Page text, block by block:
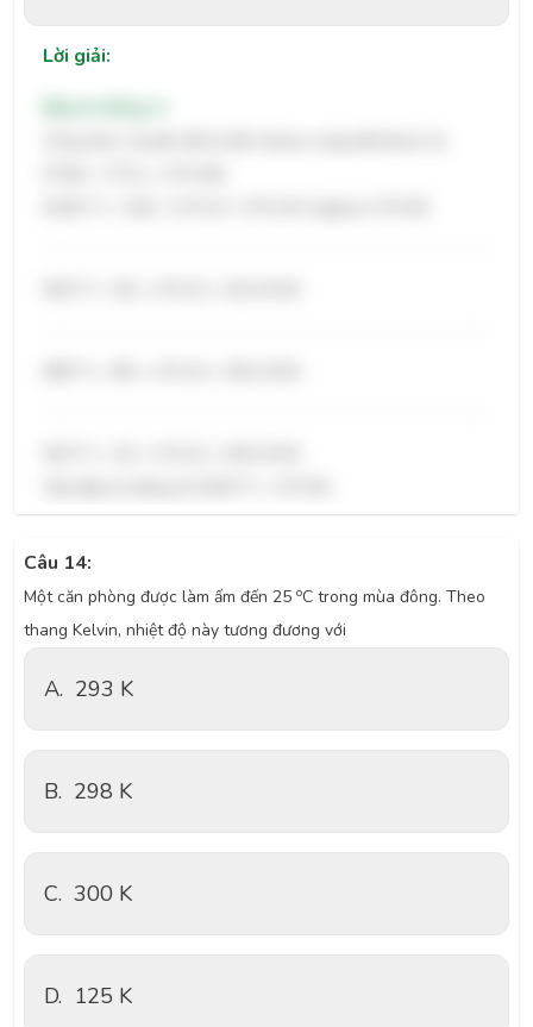
Lời giải:
Câu 14:
Một căn phòng được làm ấm đến 25 oC trong mùa đông. Theo
thang Kelvin, nhiệt độ này tương đương với
A. 293 K
B. 298 K
C. 300 K
D. 125 K